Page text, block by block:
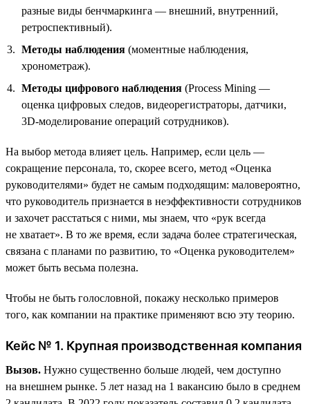
разные виды бенчмаркинга — внешний, внутренний,
ретроспективный).
Методы наблюдения (моментные наблюдения,
хронометраж).
Методы цифрового наблюдения (Process Mining —
оценка цифровых следов, видеорегистраторы, датчики,
3D-моделирование операций сотрудников).
На выбор метода влияет цель. Например, если цель —
сокращение персонала, то, скорее всего, метод «Оценка
руководителями» будет не самым подходящим: маловероятно,
что руководитель признается в неэффективности сотрудников
и захочет расстаться с ними, мы знаем, что «рук всегда
не хватает». В то же время, если задача более стратегическая,
связана с планами по развитию, то «Оценка руководителем»
может быть весьма полезна.
Чтобы не быть голословной, покажу несколько примеров
того, как компании на практике применяют всю эту теорию.
Кейс № 1. Крупная производственная компания
Вызов. Нужно существенно больше людей, чем доступно
на внешнем рынке. 5 лет назад на 1 вакансию было в среднем